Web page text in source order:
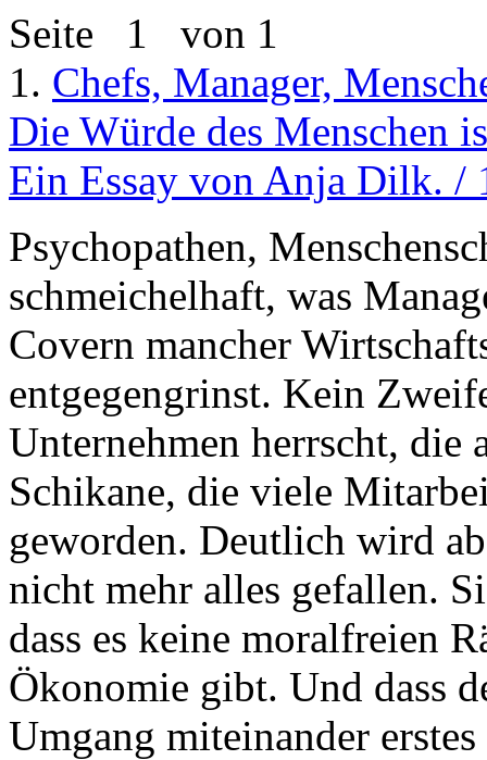
Seite 1 von 1
1. Chefs, Manager,
Die Würde des Menschen
Ein Essay von Anja Dilk. /
Psychopathen,
schmeichelhaft, was
Covern mancher
entgegengrinst. Kein
Unternehmen herrscht,
Schikane, die viele
geworden. Deutlich wird
nicht mehr alles gefallen.
dass es keine moralfreien
Ökonomie gibt. Und dass
Umgang miteinander